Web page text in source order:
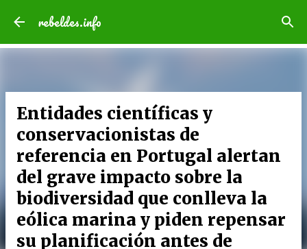
Ir al contenido principal
rebeldes.info
Entidades científicas y
conservacionistas de
referencia en Portugal alertan
del grave impacto sobre la
biodiversidad que conlleva la
eólica marina y piden repensar
su planificación antes de